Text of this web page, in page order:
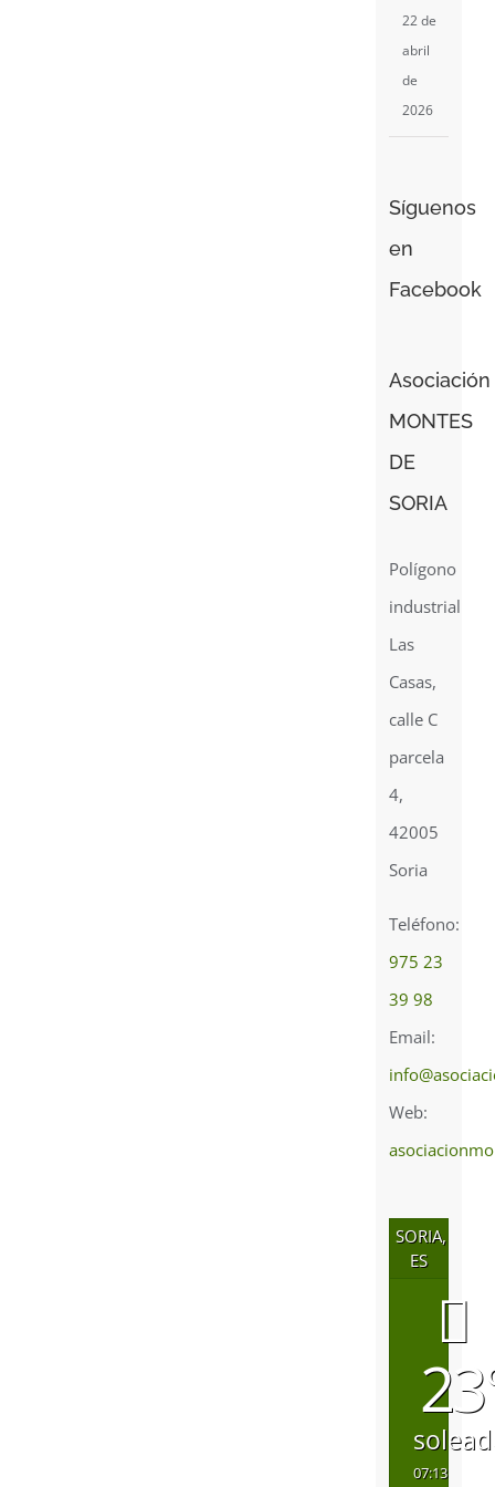
22 de
abril
de
2026
Síguenos
en
Facebook
Asociación
MONTES
DE
SORIA
Polígono
industrial
Las
Casas,
calle C
parcela
4,
42005
Soria
Teléfono:
975 23
39 98
Email:
Web:
SORIA,
ES
07:13